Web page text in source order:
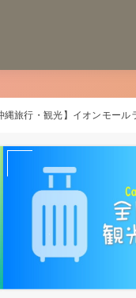
縄旅行・観光】イオンモール